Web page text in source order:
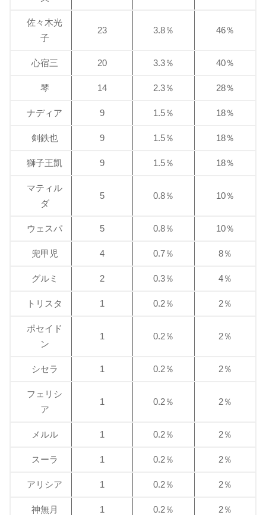
佐々木光
子
23 3.8％ 46％
心宿三 20 3.3％ 40％
琴 14 2.3％ 28％
ナディア 9 1.5％ 18％
剣鉄也 9 1.5％ 18％
獅子王凱 9 1.5％ 18％
マティル
ダ
5 0.8％ 10％
ウェスパ 5 0.8％ 10％
兜甲児 4 0.7％ 8％
グルミ 2 0.3％ 4％
トリスタ 1 0.2％ 2％
ポセイド
ン
1 0.2％ 2％
シセラ 1 0.2％ 2％
フェリシ
ア
1 0.2％ 2％
メルル 1 0.2％ 2％
スーラ 1 0.2％ 2％
アリシア 1 0.2％ 2％
神無月 1 0.2％ 2％